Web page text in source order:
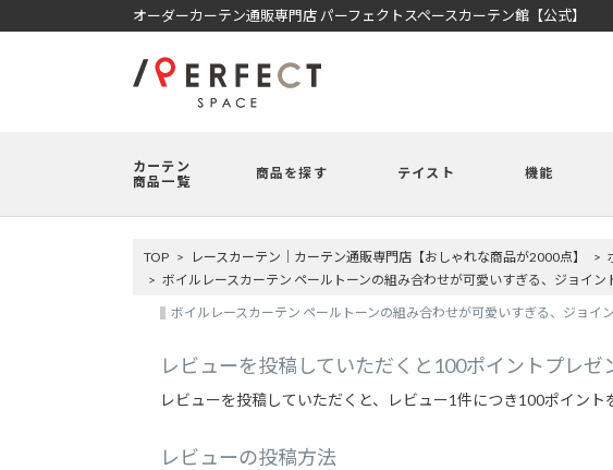
オーダーカーテン通販専門店 パーフェクトスペースカーテン館【公式】
カーテン
商品一覧
商品を探す テイスト 機能
TOP レースカーテン｜カーテン通販専門店【おしゃれな商品が2000点】
ボイルレースカーテン ペールトーンの組み合わせが可愛いすぎる、ジョイ
ボイルレースカーテン ペールトーンの組み合わせが可愛いすぎる、ジョイ
レビューを投稿していただくと100ポイントプレゼ
レビューを投稿していただくと、レビュー1件につき100ポイント
レビューの投稿方法